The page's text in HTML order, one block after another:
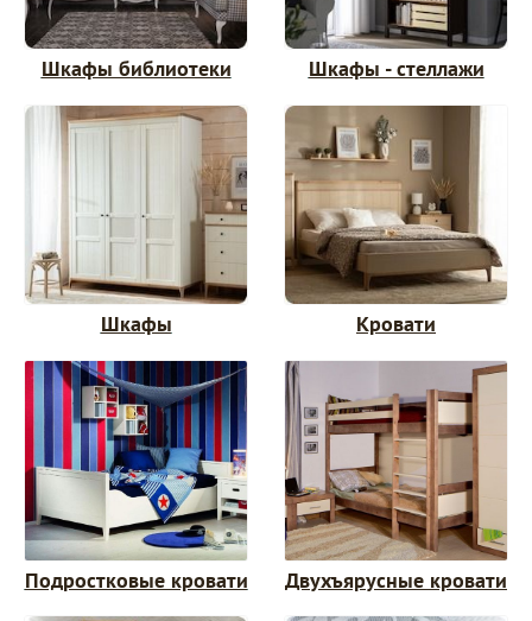
Шкафы библиотеки Шкафы - стеллажи
Шкафы Кровати
Подростковые кровати Двухъярусные кровати